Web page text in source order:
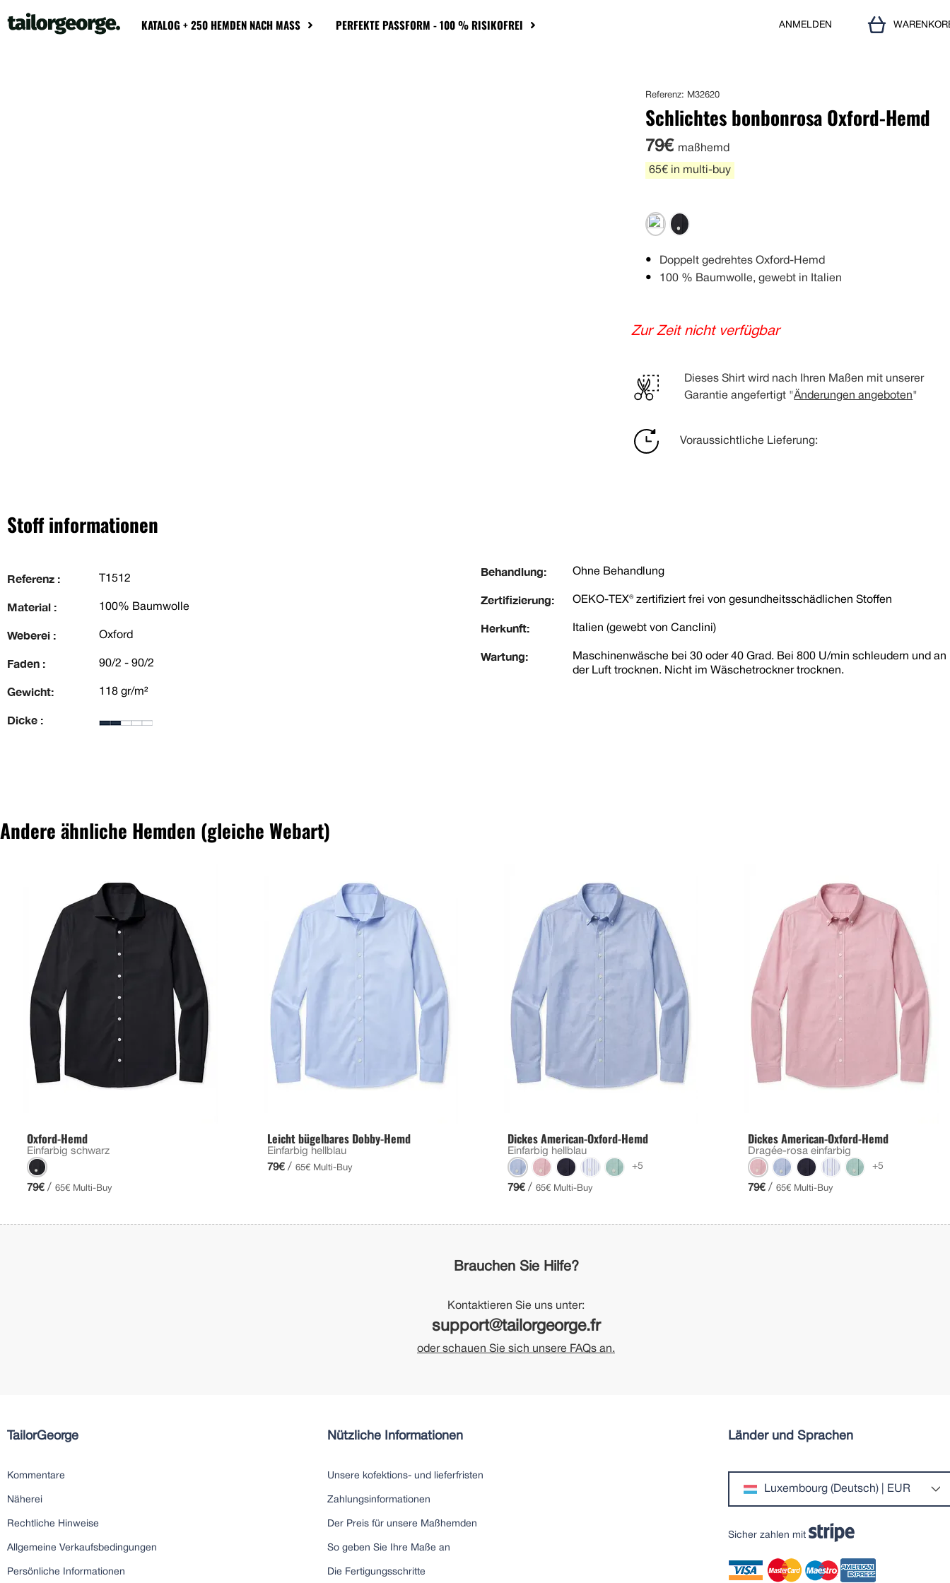
KATALOG + 250 HEMDEN NACH MASS PERFEKTE PASSFORM - 100 % RISIKOFREI ANMELDEN
Referenz: M32620
Schlichtes bonbonrosa Oxford-Hemd
79€ maßhemd
65€ in multi-buy
Doppelt gedrehtes Oxford-Hemd
100 % Baumwolle, gewebt in Italien
Zur Zeit nicht verfügbar
Dieses Shirt wird nach Ihren Maßen mit unserer
Garantie angefertigt "Änderungen angeboten"
Voraussichtliche Lieferung:
Stoff informationen
Referenz : T1512
Material : 100% Baumwolle
Weberei : Oxford
Faden : 90/2 - 90/2
Gewicht: 118 gr/m²
Dicke :
Behandlung: Ohne Behandlung
Zertifizierung: OEKO-TEX® zertifiziert frei von gesundheitsschädlichen Stoffen
Herkunft: Italien (gewebt von Canclini)
Wartung:
Maschinenwäsche bei 30 oder 40 Grad. Bei 800 U/min schleudern und an
der Luft trocknen. Nicht im Wäschetrockner trocknen.
Andere ähnliche Hemden (gleiche Webart)
Oxford-Hemd
Einfarbig schwarz
79€ / 65€ Multi-Buy
Leicht bügelbares Dobby-Hemd
Einfarbig hellblau
79€ / 65€ Multi-Buy
Dickes American-Oxford-Hemd
Einfarbig hellblau
+5
79€ / 65€ Multi-Buy
Dickes American-Oxford-Hemd
Dragée-rosa einfarbig
+5
79€ / 65€ Multi-Buy
Brauchen Sie Hilfe?
Kontaktieren Sie uns unter:
support@tailorgeorge.fr
oder schauen Sie sich unsere FAQs an.
TailorGeorge
Kommentare
Näherei
Rechtliche Hinweise
Allgemeine Verkaufsbedingungen
Persönliche Informationen
Nützliche Informationen
Unsere kofektions- und lieferfristen
Zahlungsinformationen
Der Preis für unsere Maßhemden
So geben Sie Ihre Maße an
Die Fertigungsschritte
Länder und Sprachen
Luxembourg (Deutsch) | EUR
Sicher zahlen mit